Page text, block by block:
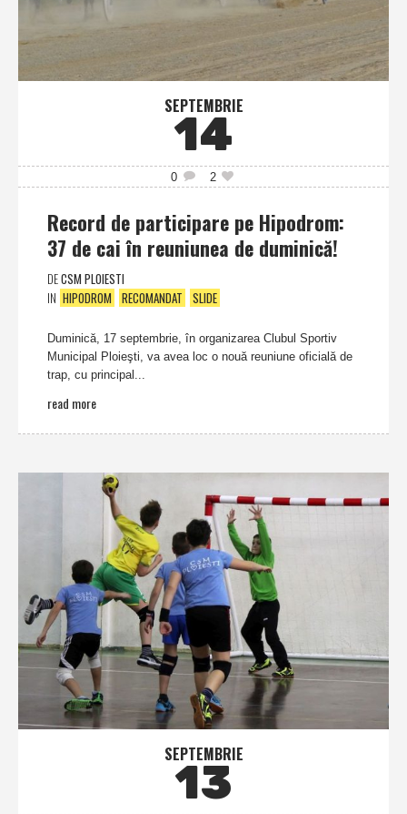
SEPTEMBRIE
14
0 2
Record de participare pe Hipodrom:
37 de cai în reuniunea de duminică!
DECSM PLOIESTI
IN HIPODROM RECOMANDAT SLIDE
Duminică, 17 septembrie, în organizarea Clubul Sportiv
Municipal Ploieşti, va avea loc o nouă reuniune oficială de
trap, cu principal...
read more
SEPTEMBRIE
13